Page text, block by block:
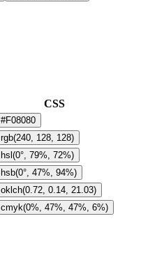
CSS
#F08080
rgb(240, 128, 128)
hsl(0°, 79%, 72%)
hsb(0°, 47%, 94%)
oklch(0.72, 0.14, 21.03)
cmyk(0%, 47%, 47%, 6%)